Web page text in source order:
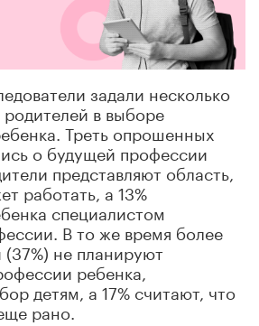
задали несколько
в выборе
Треть опрошенных
о будущей профессии
представляют область,
работать, а 13%
специалистом
В то же время более
не планируют
ребенка,
детям, а 17% считают, что
рано.